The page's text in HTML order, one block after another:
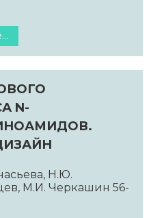
N-
Н.Ю.
М.И. Черкашин 56-